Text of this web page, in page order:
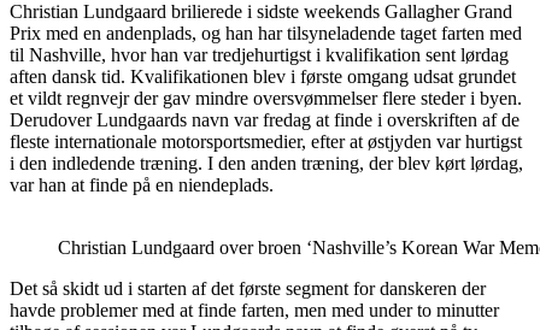
Christian Lundgaard brilierede i sidste weekends Gallagher Grand
Prix med en andenplads, og han har tilsyneladende taget farten med
til Nashville, hvor han var tredjehurtigst i kvalifikation sent lørdag
aften dansk tid. Kvalifikationen blev i første omgang udsat grundet
et vildt regnvejr der gav mindre oversvømmelser flere steder i byen.
Derudover Lundgaards navn var fredag at finde i overskriften af de
fleste internationale motorsportsmedier, efter at østjyden var hurtigst
i den indledende træning. I den anden træning, der blev kørt lørdag,
var han at finde på en niendeplads.
Christian Lundgaard over broen ‘Nashville’s Korean War
Det så skidt ud i starten af det første segment for danskeren der
havde problemer med at finde farten, men med under to minutter